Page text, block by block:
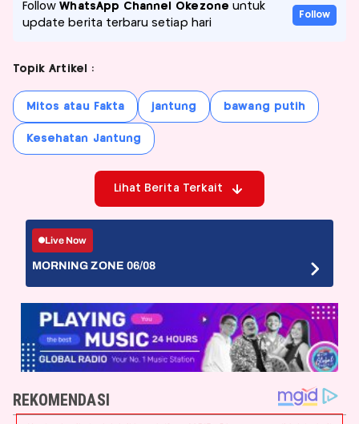
FollowWhatsApp Channel Okezone untuk
update berita terbaru setiap hari
Follow
Topik Artikel :
Mitos atau Fakta jantung bawang putih
Kesehatan Jantung
Lihat Berita Terkait
Live Now
MORNING ZONE 06/08